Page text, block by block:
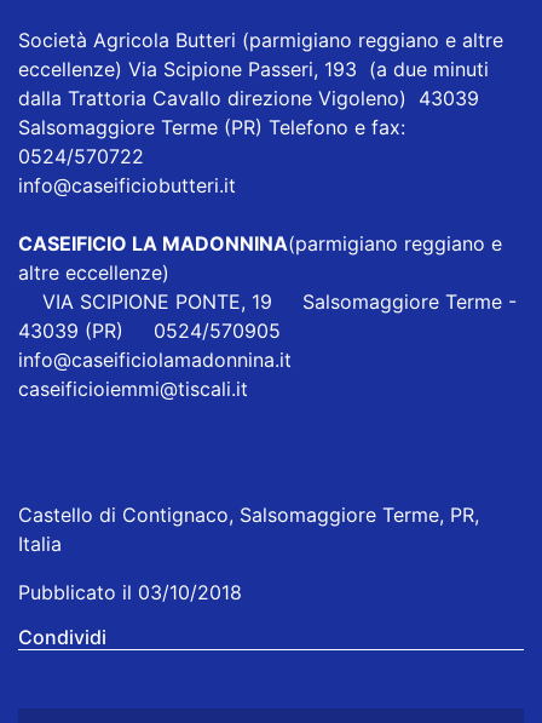
Società Agricola Butteri (parmigiano reggiano e altre
eccellenze) Via Scipione Passeri, 193 (a due minuti
dalla Trattoria Cavallo direzione Vigoleno) 43039
Salsomaggiore Terme (PR) Telefono e fax:
0524/570722
info@caseificiobutteri.it
CASEIFICIO LA MADONNINA(parmigiano reggiano e
altre eccellenze)
VIA SCIPIONE PONTE, 19 Salsomaggiore Terme -
43039 (PR) 0524/570905
info@caseificiolamadonnina.it
caseificioiemmi@tiscali.it
Castello di Contignaco, Salsomaggiore Terme, PR,
Italia
Pubblicato il 03/10/2018
Condividi